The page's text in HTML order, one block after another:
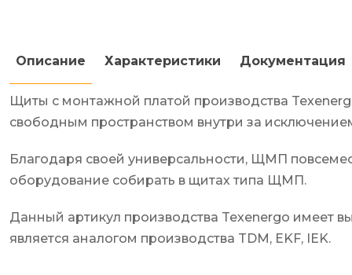
Описание Характеристики Документация
Щиты с монтажной платой производства
свободным пространством внутри за
Благодаря своей универсальности, ЩМП
оборудование собирать в щитах типа ЩМП.
Данный артикул производства Texenergo имеет
является аналогом производства TDM, EKF, IEK.